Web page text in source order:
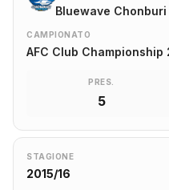
Bluewave Chonburi
CAMPIONATO
AFC Club Championship
PRES.
5
STAGIONE
2015/16